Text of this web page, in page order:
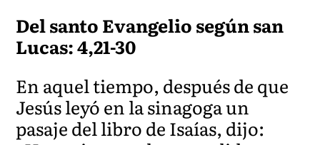
Del santo Evangelio según san
Lucas: 4,21-30
En aquel tiempo, después de que
Jesús leyó en la sinagoga un
pasaje del libro de Isaías, dijo: